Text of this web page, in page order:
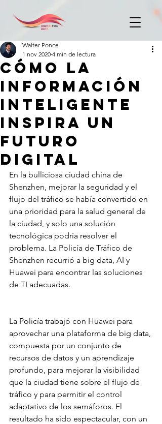
CÓMO LA
INFORMACIÓN
INTELIGENTE
INSPIRA UN
FUTURO
DIGITAL
Walter Ponce
1 nov 2020 4 min de lectura
En la bulliciosa ciudad china de
Shenzhen, mejorar la seguridad y el
flujo del tráfico se había convertido en
una prioridad para la salud general de
la ciudad, y solo una solución
tecnológica podría resolver el
problema. La Policía de Tráfico de
Shenzhen recurrió a big data, AI y
Huawei para encontrar las soluciones
de TI adecuadas.
La Policía trabajó con Huawei para
aprovechar una plataforma de big data,
compuesta por un conjunto de
recursos de datos y un aprendizaje
profundo, para mejorar la visibilidad
que la ciudad tiene sobre el flujo de
tráfico y para permitir el control
adaptativo de los semáforos. El
resultado ha sido espectacular, con un